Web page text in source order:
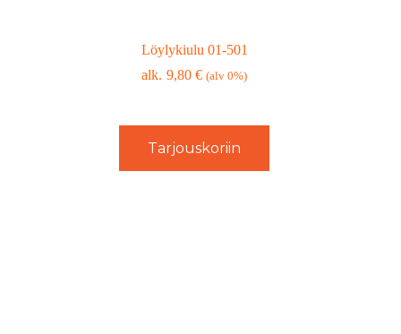
Löylykiulu 01-501
9,80€ (alv 0%)
Tarjouskoriin